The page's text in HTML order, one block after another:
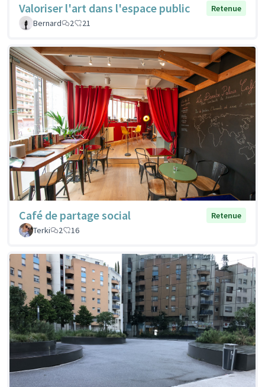
Valoriser l'art dans l'espace public
Retenue
Bernard
2 21
Café de partage social
Retenue
Terki
2 16